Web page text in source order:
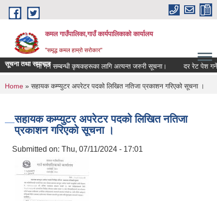
Skip to main content
कमल गाउँपालिका,गाउँ कार्यपालिकाको कार्यालय
"समृद्ध कमल हाम्रो सरोकार"
सूचना तथा समाचार
बाली बीमा गर्ने सम्बन्धी कृषकहरूका लागि अत्यन्त जरुरी सूचना। दर रेट पेश गर्ने
You are here
Home » सहायक कम्प्युटर अपरेटर पदको लिखित नतिजा प्रकाशन गरिएको सूचना ।
सहायक कम्प्युटर अपरेटर पदको लिखित नतिजा
प्रकाशन गरिएको सूचना ।
Submitted on: Thu, 07/11/2024 - 17:01